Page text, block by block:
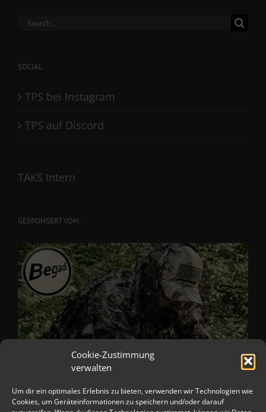
Cookie-Zustimmung
verwalten
Um dir ein optimales Erlebnis zu bieten, verwenden wir Technologien wie
Cookies, um Geräteinformationen zu speichern und/oder darauf
Search
SOCIAL
TPS bei Instagram
TPS auf Discord
TAKS Intern
GESPONSERT VON: